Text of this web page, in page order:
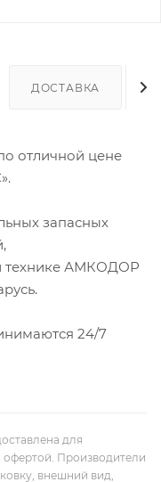
ДОСТАВКА
отличной цене
запасных
технике АМКОДОР
24/7
для
офертой. Производители
внешний вид,